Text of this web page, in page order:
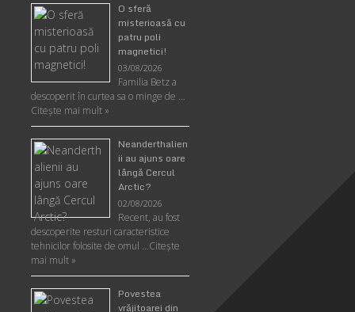
O sferă
misterioasă cu
patru poli
magnetici!
03/08/2026
Familia Betz a
descoperit în curtea sa o minge de …
Citeşte mai mult »
Neanderthalien
ii au ajuns oare
lângă Cercul
Arctic?
02/08/2026
Recent, au fost
descoperite resturi caracteristice
tehnicilor folosite de omul …Citeşte
mai mult »
Povestea
vrăjitoarei din